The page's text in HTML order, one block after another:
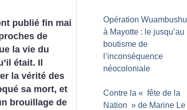
publié fin mai
de
la vie du
était. Il
la vérité des
sa mort, et
brouillage de
Opération Wuambushu
à Mayotte : le jusqu’au
boutisme de
l’inconséquence
néocoloniale
Contre la « fête de la
Nation » de Marine Le